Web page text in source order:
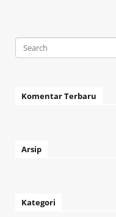
Komentar Terbaru
Arsip
Kategori